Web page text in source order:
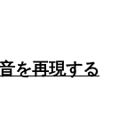
を再現する